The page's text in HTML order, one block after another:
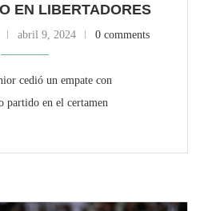
EN LIBERTADORES
abril 9, 2024 0 comments
cedió un empate con
partido en el certamen